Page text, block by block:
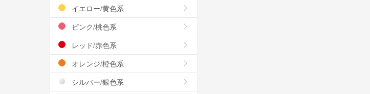
イエロー/黄色系
ピンク/桃色系
レッド/赤色系
オレンジ/橙色系
シルバー/銀色系